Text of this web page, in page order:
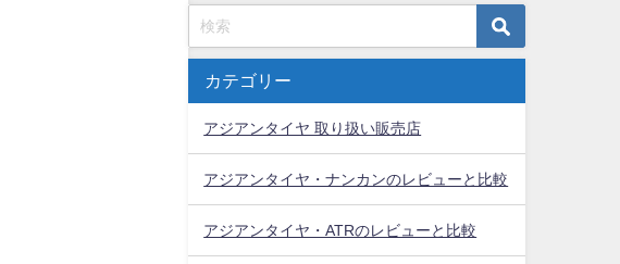
カテゴリー
アジアンタイヤ 取り扱い販売店
アジアンタイヤ・ナンカンのレビューと比較
アジアンタイヤ・ATRのレビューと比較